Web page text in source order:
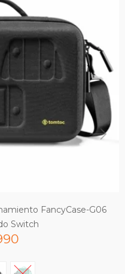
FancyCase-G06
Switch